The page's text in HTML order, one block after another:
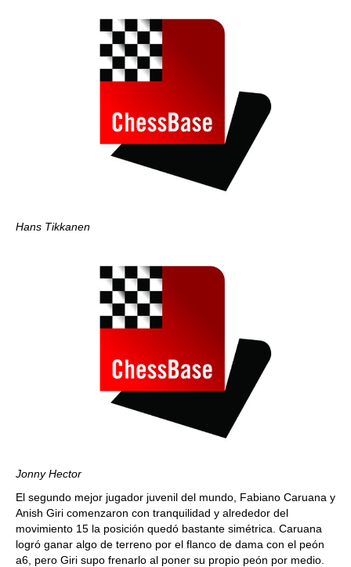
Hans Tikkanen
Jonny Hector
El segundo mejor jugador juvenil del mundo, Fabiano Caruana y
Anish Giri comenzaron con tranquilidad y alrededor del
movimiento 15 la posición quedó bastante simétrica. Caruana
logró ganar algo de terreno por el flanco de dama con el peón
a6, pero Giri supo frenarlo al poner su propio peón por medio.